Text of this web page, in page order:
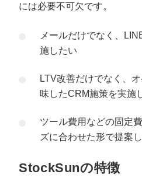
には必要不可欠です。
メールだけでなく、
施したい
LTV改善だけでなく、
味したCRM施策を実施
ツール費用などの固定
ズに合わせた形で提案
StockSunの特徴